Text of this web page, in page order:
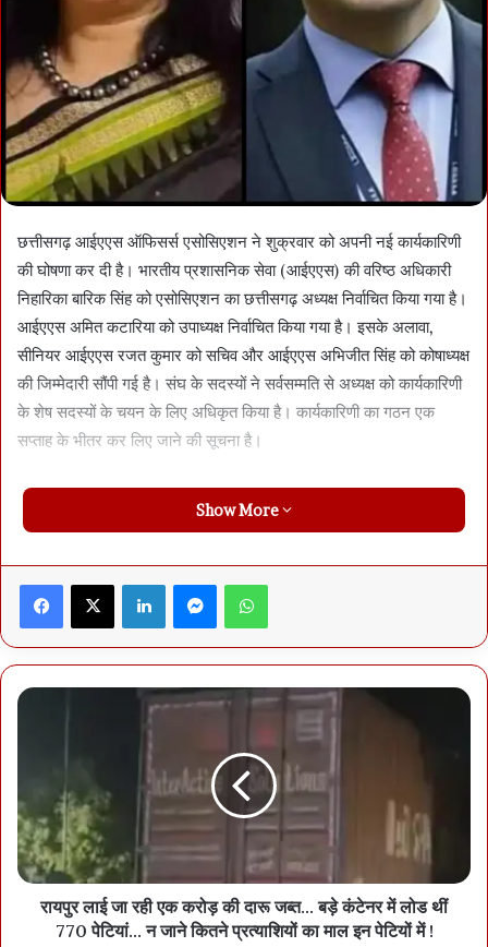
छत्तीसगढ़ आईएएस ऑफिसर्स एसोसिएशन ने शुक्रवार को अपनी नई कार्यकारिणी
की घोषणा कर दी है। भारतीय प्रशासनिक सेवा (आईएएस) की वरिष्ठ अधिकारी
निहारिका बारिक सिंह को एसोसिएशन का छत्तीसगढ़ अध्यक्ष निर्वाचित किया गया है।
आईएएस अमित कटारिया को उपाध्यक्ष निर्वाचित किया गया है। इसके अलावा,
सीनियर आईएएस रजत कुमार को सचिव और आईएएस अभिजीत सिंह को कोषाध्यक्ष
की जिम्मेदारी सौंपी गई है। संघ के सदस्यों ने सर्वसम्मति से अध्यक्ष को कार्यकारिणी
के शेष सदस्यों के चयन के लिए अधिकृत किया है। कार्यकारिणी का गठन एक
सप्ताह के भीतर कर लिए जाने की सूचना है।
Show More
Facebook X LinkedIn
रायपुर लाई जा रही एक करोड़ की दारू जब्त... बड़े कंटेनर में लोड थीं
770 पेटियां... न जाने कितने प्रत्याशियों का माल इन पेटियों में !